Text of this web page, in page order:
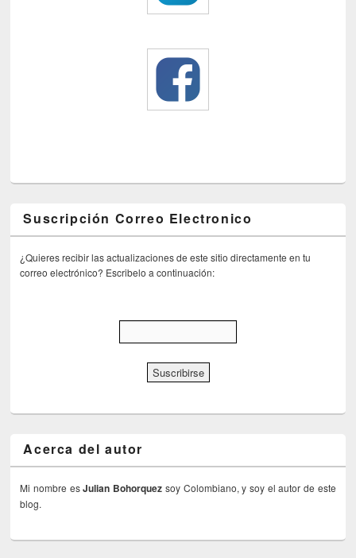
Suscripción Correo Electronico
¿Quieres recibir las actualizaciones de este sitio directamente en tu
correo electrónico? Escribelo a continuación:
Acerca del autor
Mi nombre esJulian Bohorquez soy Colombiano, y soy el autor de este
blog.